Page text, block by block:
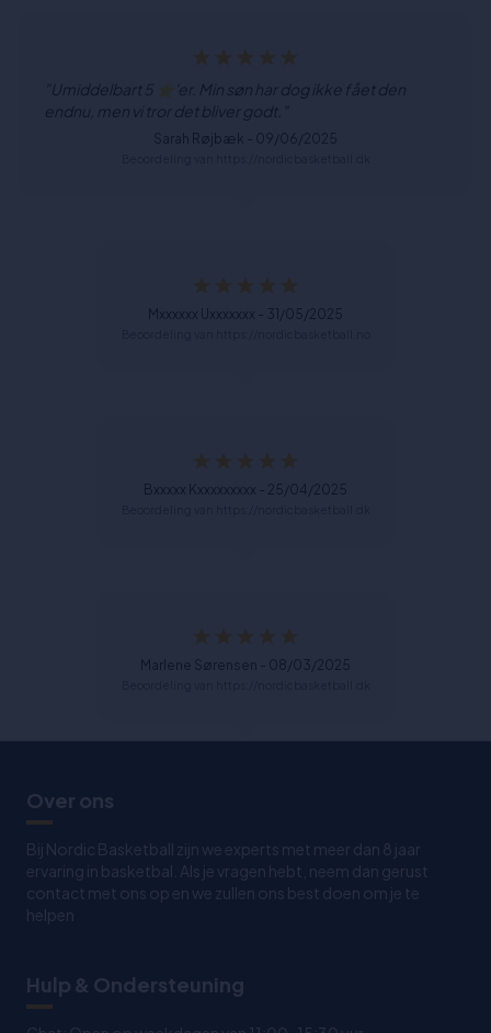
"Umiddelbart 5 ⭐'er. Min søn har dog ikke fået den
endnu, men vi tror det bliver godt."
Sarah Røjbæk - 09/06/2025
Mxxxxxx Uxxxxxxx - 31/05/2025
Bxxxxx Kxxxxxxxxx - 25/04/2025
Marlene Sørensen - 08/03/2025
Over ons
Bij Nordic Basketball zijn we experts met meer dan 8 jaar
ervaring in basketbal. Als je vragen hebt, neem dan gerust
contact met ons op en we zullen ons best doen om je te
helpen
Hulp & Ondersteuning